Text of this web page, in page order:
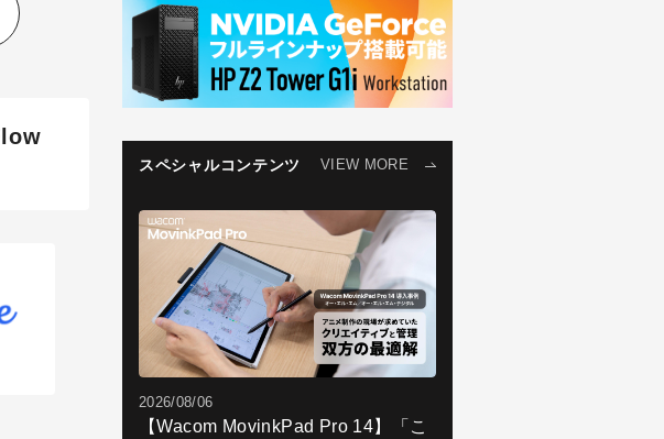
スペシャルコンテンツ VIEW MORE
2026/08/06
【Wacom MovinkPad Pro 14】「こ